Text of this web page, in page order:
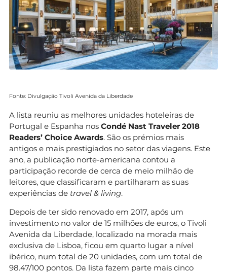
Fonte: Divulgação Tivoli Avenida da Liberdade
A lista reuniu as melhores unidades hoteleiras de
Portugal e Espanha nos Condé Nast Traveler 2018
Readers’ Choice Awards. São os prémios mais
antigos e mais prestigiados no setor das viagens. Este
ano, a publicação norte-americana contou a
participação recorde de cerca de meio milhão de
leitores, que classificaram e partilharam as suas
experiências de travel & living.
Depois de ter sido renovado em 2017, após um
investimento no valor de 15 milhões de euros, o Tivoli
Avenida da Liberdade, localizado na morada mais
exclusiva de Lisboa, ficou em quarto lugar a nível
ibérico, num total de 20 unidades, com um total de
98.47/100 pontos. Da lista fazem parte mais cinco